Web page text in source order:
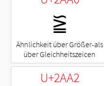
⪠
Ähnlichkeit über Größer-als
über Gleichheitszeicen
U+2AA2